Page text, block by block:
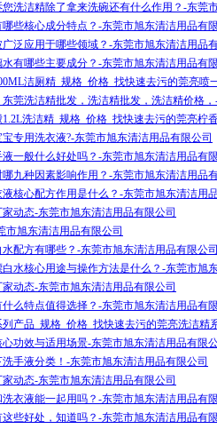
洗洁精除了拿来洗碗还有什么作用？-东莞
些核心成分特点？-东莞市旭东清洁用品有
泛应用于哪些领域？-东莞市旭东清洁用品
有哪些主要成分？-东莞市旭东清洁用品有
洁厕精_规格_价格_找快速去污的莞亮
莞洗洁精批发，洗洁精批发，洗洁精价格
洗洁精_规格_价格_找快速去污的莞亮
专用洗衣液?-东莞市旭东清洁用品有限公司
一般什么好处吗？-东莞市旭东清洁用品有
哪九种因素影响作用？-东莞市旭东清洁用品
核心配方作用是什么？-东莞市旭东清洁用
动态-东莞市旭东清洁用品有限公司
市旭东清洁用品有限公司
配方有哪些？-东莞市旭东清洁用品有限公
水核心用途与操作方法是什么？-东莞市旭
动态-东莞市旭东清洁用品有限公司
么特点值得选择？-东莞市旭东清洁用品有
产品_规格_价格_找快速去污的莞亮洗洁
心功效与适用场景-东莞市旭东清洁用品有限
手液分类！-东莞市旭东清洁用品有限公司
动态-东莞市旭东清洁用品有限公司
衣液能一起用吗？-东莞市旭东清洁用品有
些好处，知道吗？-东莞市旭东清洁用品有